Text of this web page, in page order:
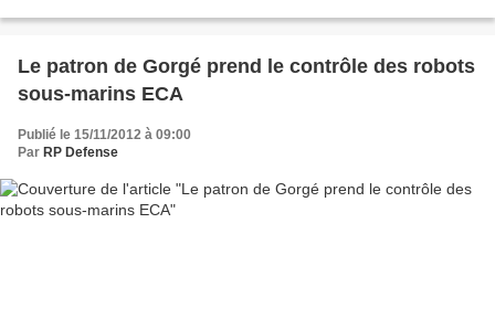
Le patron de Gorgé prend le contrôle des robots
sous-marins ECA
Publié le 15/11/2012 à 09:00
Par RP Defense